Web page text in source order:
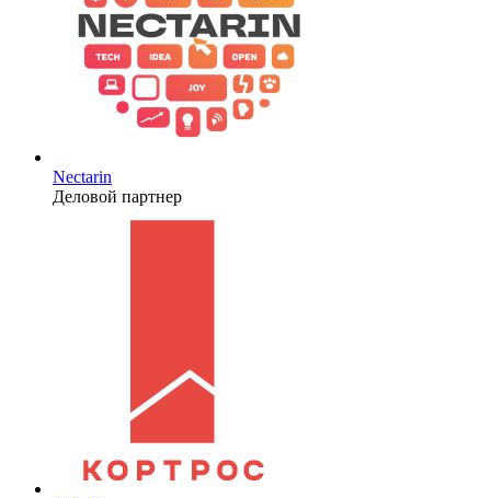
Nectarin
Деловой партнер